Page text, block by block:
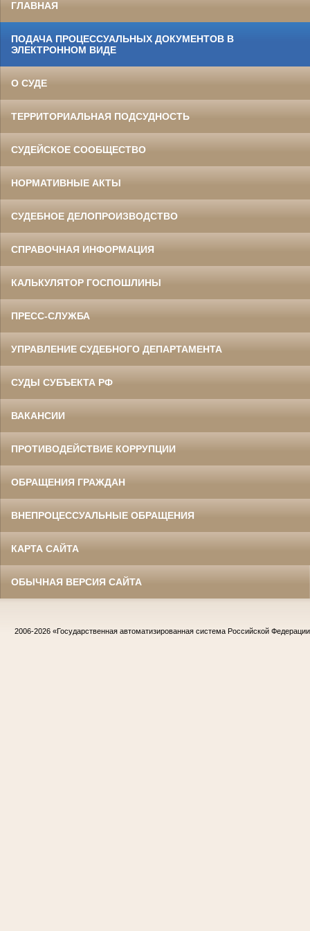
ГЛАВНАЯ
ПОДАЧА ПРОЦЕССУАЛЬНЫХ ДОКУМЕНТОВ В
ЭЛЕКТРОННОМ ВИДЕ
О СУДЕ
ТЕРРИТОРИАЛЬНАЯ ПОДСУДНОСТЬ
СУДЕЙСКОЕ СООБЩЕСТВО
НОРМАТИВНЫЕ АКТЫ
СУДЕБНОЕ ДЕЛОПРОИЗВОДСТВО
СПРАВОЧНАЯ ИНФОРМАЦИЯ
КАЛЬКУЛЯТОР ГОСПОШЛИНЫ
ПРЕСС-СЛУЖБА
УПРАВЛЕНИЕ СУДЕБНОГО ДЕПАРТАМЕНТА
СУДЫ СУБЪЕКТА РФ
ВАКАНСИИ
ПРОТИВОДЕЙСТВИЕ КОРРУПЦИИ
ОБРАЩЕНИЯ ГРАЖДАН
ВНЕПРОЦЕССУАЛЬНЫЕ ОБРАЩЕНИЯ
КАРТА САЙТА
ОБЫЧНАЯ ВЕРСИЯ САЙТА
2006-2026 «Государственная автоматизированная система Российской